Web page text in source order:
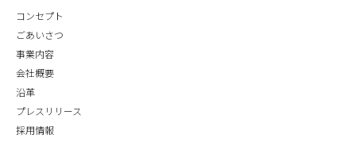
コンセプト
ごあいさつ
事業内容
会社概要
沿革
プレスリリース
採用情報